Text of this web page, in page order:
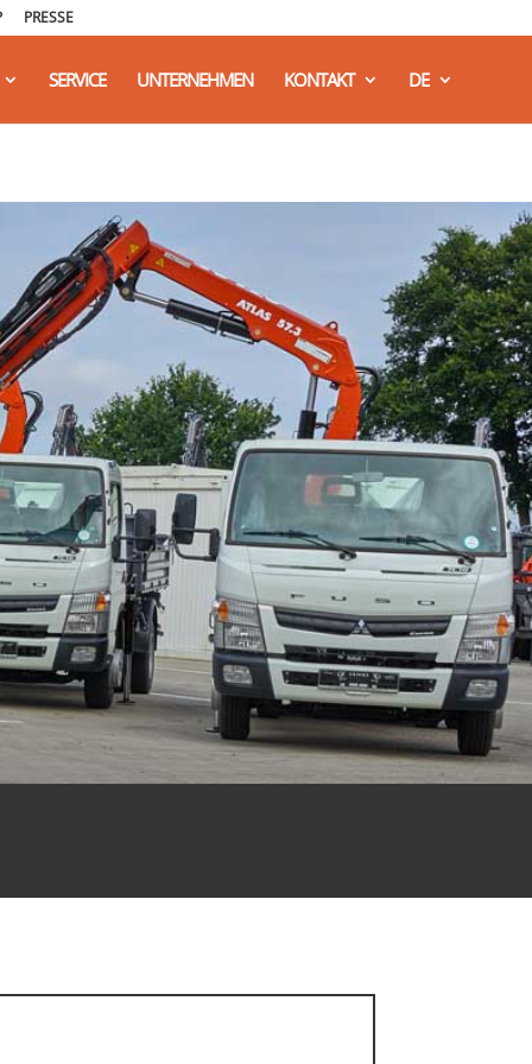
PRESSE
SERVICE UNTERNEHMEN KONTAKT DE